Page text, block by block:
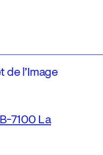
de l’Image
B-7100 La